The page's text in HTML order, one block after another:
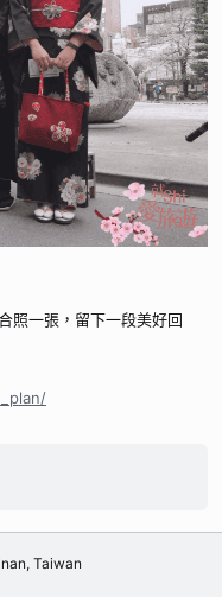
照一張，留下一段美好回
Taiwan